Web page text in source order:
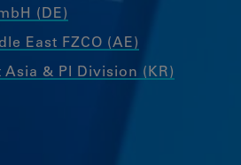
(DE)
East FZCO (AE)
Asia & PI Division (KR)